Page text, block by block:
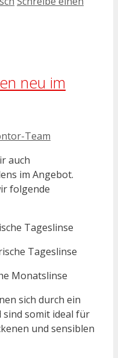
neu im
Team
auch
im Angebot.
folgende
Tageslinse
Tageslinse
Monatslinse
sich durch ein
sind somit ideal für
und sensiblen